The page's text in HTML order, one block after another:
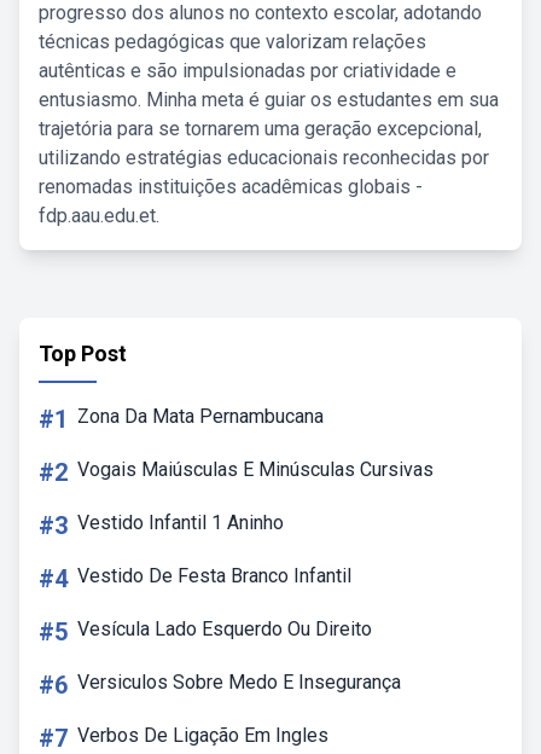
progresso dos alunos no contexto escolar, adotando
técnicas pedagógicas que valorizam relações
autênticas e são impulsionadas por criatividade e
entusiasmo. Minha meta é guiar os estudantes em sua
trajetória para se tornarem uma geração excepcional,
utilizando estratégias educacionais reconhecidas por
renomadas instituições acadêmicas globais -
fdp.aau.edu.et.
Top Post
#1 Zona Da Mata Pernambucana
#2 Vogais Maiúsculas E Minúsculas Cursivas
#3 Vestido Infantil 1 Aninho
#4 Vestido De Festa Branco Infantil
#5 Vesícula Lado Esquerdo Ou Direito
#6 Versiculos Sobre Medo E Insegurança
#7 Verbos De Ligação Em Ingles